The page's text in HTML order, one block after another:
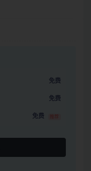
免费
免费
免费 推荐